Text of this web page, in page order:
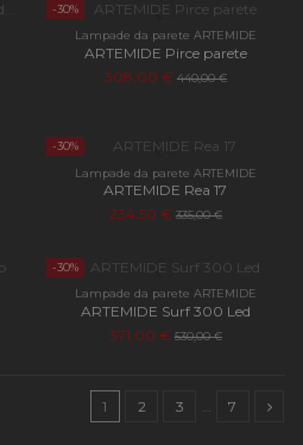
-30%
Lampade da parete ARTEMIDE
ARTEMIDE Pirce parete
308,00 € 440,00 €
-30%
Lampade da parete ARTEMIDE
ARTEMIDE Rea 17
234,50 € 335,00 €
-30%
Lampade da parete ARTEMIDE
ARTEMIDE Surf 300 Led
371,00 € 530,00 €
1 2 3 7